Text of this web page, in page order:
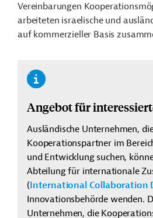
Vereinbarungen
arbeiteten israelische und
auf kommerzieller Basis
Angebot für
Ausländische Unternehmen,
Kooperationspartner im
und Entwicklung suchen,
Abteilung für internationale
(International Collaboration
Innovationsbehörde wenden.
Unternehmen, die